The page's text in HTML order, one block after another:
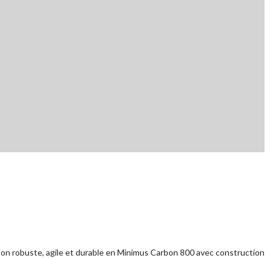
robuste, agile et durable en Minimus Carbon 800 avec construction